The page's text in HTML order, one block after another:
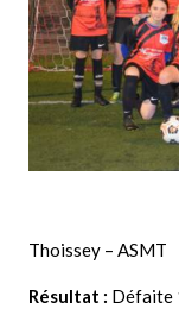
Thoissey – ASMT
Résultat : Défaite